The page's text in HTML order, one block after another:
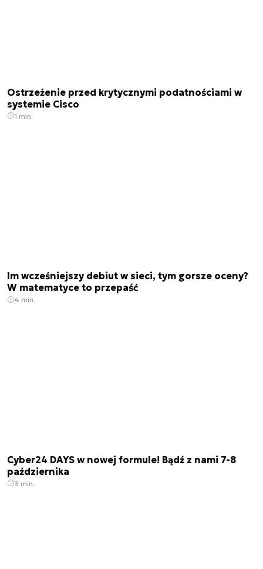
Ostrzeżenie przed krytycznymi podatnościami w
systemie Cisco
1 min.
Im wcześniejszy debiut w sieci, tym gorsze oceny?
W matematyce to przepaść
4 min.
Cyber24 DAYS w nowej formule! Bądź z nami 7-8
października
3 min.